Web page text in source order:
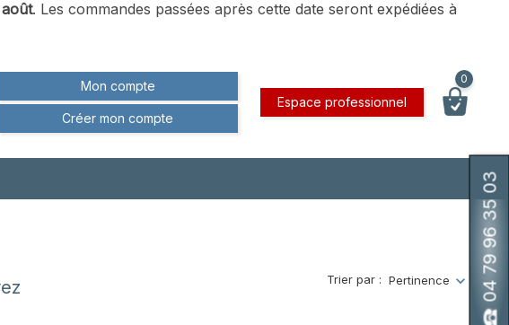
. Les commandes passées après cette date seront expédiées à
Mon compte
Créer mon compte
Espace professionnel
0
Trier par : Pertinence 04 79 96 35 03